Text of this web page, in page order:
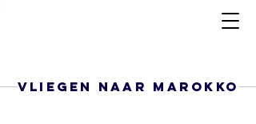
Vliegen naar marokko